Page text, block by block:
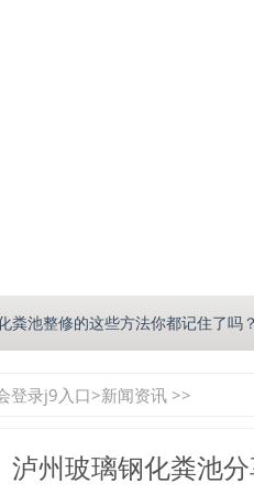
粪池整修的这些方法你都记住了吗
化粪池逐渐取代传统玻璃钢化粪池
登录j9入口>新闻资讯 >>
泸州玻璃钢化粪池